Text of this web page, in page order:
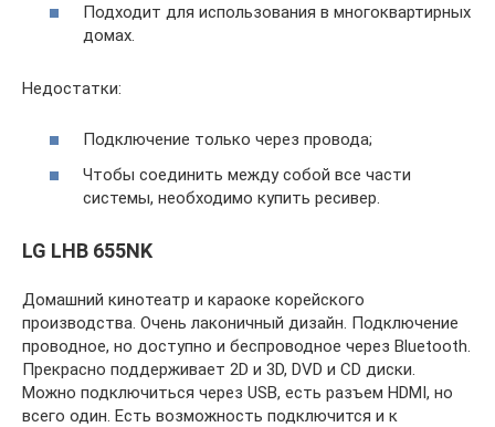
Подходит для использования в многоквартирных
домах.
Недостатки:
Подключение только через провода;
Чтобы соединить между собой все части
системы, необходимо купить ресивер.
LG LHB 655NK
Домашний кинотеатр и караоке корейского
производства. Очень лаконичный дизайн. Подключение
проводное, но доступно и беспроводное через Bluetooth.
Прекрасно поддерживает 2D и 3D, DVD и CD диски.
Можно подключиться через USB, есть разъем HDMI, но
всего один. Есть возможность подключится и к